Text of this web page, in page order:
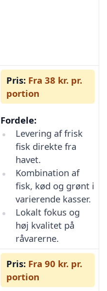
Pris: Fra 38 kr. pr.
portion
Fordele:
Levering af frisk
fisk direkte fra
havet.
Kombination af
fisk, kød og grønt i
varierende kasser.
Lokalt fokus og
høj kvalitet på
råvarerne.
Pris: Fra 90 kr. pr.
portion